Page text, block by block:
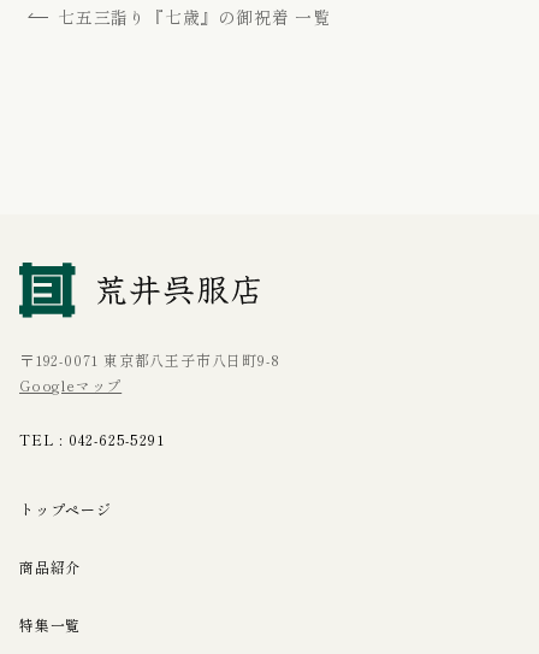
七五三詣り『七歳』の御祝着 一覧
〒192-0071 東京都八王子市八日町9-8
Googleマップ
TEL : 042-625-5291
トップページ
商品紹介
特集一覧